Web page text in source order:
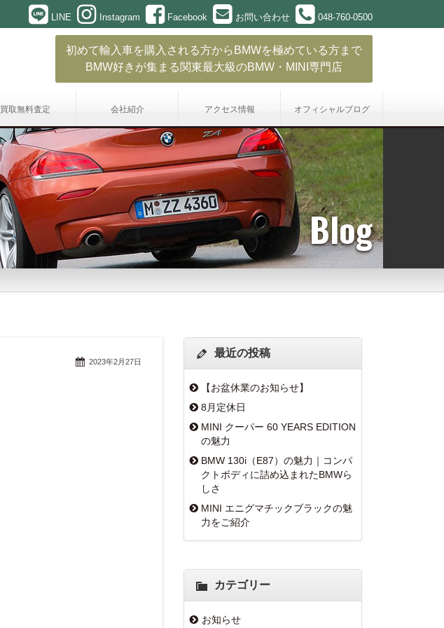
LINE Instagram Facebook お問い合わせ 048-760-0500
初めて輸入車を購入される方からBMWを極めている方まで
BMW好きが集まる関東最大級のBMW・MINI専門店
買取無料査定 会社紹介 アクセス情報 オフィシャルブログ
Blog
2023年2月27日
最近の投稿
【お盆休業のお知らせ】
8月定休日
MINI クーパー 60 YEARS EDITION
の魅力
BMW 130i（E87）の魅力｜コンパ
クトボディに詰め込まれたBMWら
しさ
MINI エニグマチックブラックの魅
力をご紹介
カテゴリー
お知らせ